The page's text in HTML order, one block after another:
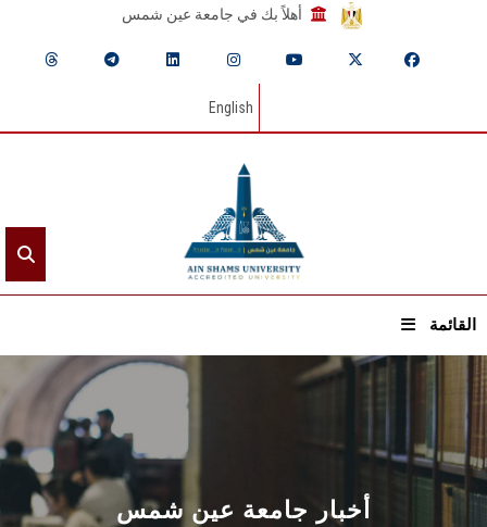
أهلاً بك في جامعة عين شمس
English
القائمة
الرئيسيـة
عن الجامعة
القطاعـات أخبار جامعة عين شمس